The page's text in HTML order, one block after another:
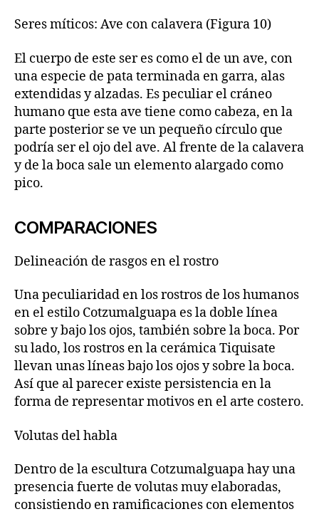
Seres míticos: Ave con calavera (Figura 10)
El cuerpo de este ser es como el de un ave, con
una especie de pata terminada en garra, alas
extendidas y alzadas. Es peculiar el cráneo
humano que esta ave tiene como cabeza, en la
parte posterior se ve un pequeño círculo que
podría ser el ojo del ave. Al frente de la calavera
y de la boca sale un elemento alargado como
pico.
COMPARACIONES
Delineación de rasgos en el rostro
Una peculiaridad en los rostros de los humanos
en el estilo Cotzumalguapa es la doble línea
sobre y bajo los ojos, también sobre la boca. Por
su lado, los rostros en la cerámica Tiquisate
llevan unas líneas bajo los ojos y sobre la boca.
Así que al parecer existe persistencia en la
forma de representar motivos en el arte costero.
Volutas del habla
Dentro de la escultura Cotzumalguapa hay una
presencia fuerte de volutas muy elaboradas,
consistiendo en ramificaciones con elementos